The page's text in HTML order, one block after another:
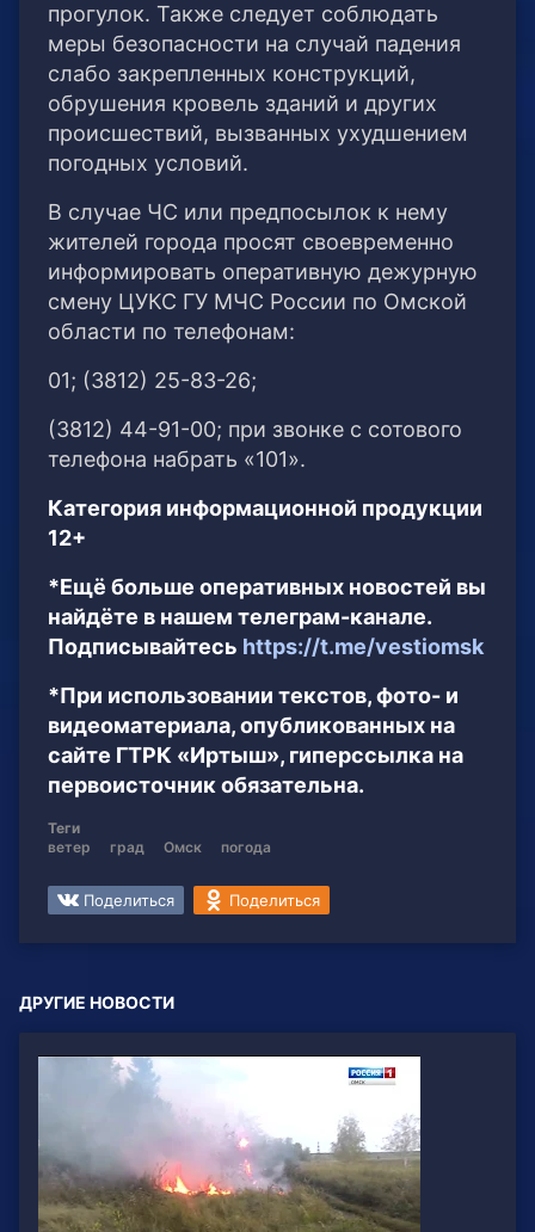
прогулок. Также следует соблюдать
меры безопасности на случай падения
слабо закрепленных конструкций,
обрушения кровель зданий и других
происшествий, вызванных ухудшением
погодных условий.
В случае ЧС или предпосылок к нему
жителей города просят своевременно
информировать оперативную дежурную
смену ЦУКС ГУ МЧС России по Омской
области по телефонам:
01; (3812) 25-83-26;
(3812) 44-91-00; при звонке с сотового
телефона набрать «101».
Категория информационной продукции
12+
*Ещё больше оперативных новостей вы
найдёте в нашем телеграм-канале.
Подписывайтесь https://t.me/vestiomsk
*При использовании текстов, фото- и
видеоматериала, опубликованных на
сайте ГТРК «Иртыш», гиперссылка на
первоисточник обязательна.
Теги
ветер
град Омск погода
Поделиться Поделиться
ДРУГИЕ НОВОСТИ